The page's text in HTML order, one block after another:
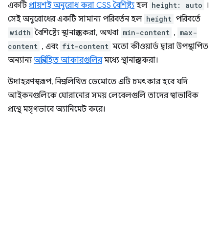
একটিপ্রায়শই অনুরোধ করা CSS বৈশিষ্ট্য হল height: auto ।
সেই অনুরোধের একটি সামান্য পরিবর্তন হল height পরিবর্তে
width বৈশিষ্ট্যে স্থানান্তর করা, অথবা min-content , max-
content , এবং fit-content মতো কীওয়ার্ড দ্বারা উপস্থাপিত
অন্যান্য অন্তর্নিহিত আকারগুলিরমধ্যে স্থানান্তর করা।
উদাহরণস্বরূপ, নিম্নলিখিত ডেমোতে এটি চমৎকার হবে যদি
আইকনগুলিকে ঘোরানোর সময় লেবেলগুলি তাদের স্বাভাবিক
প্রস্থে মসৃণভাবে অ্যানিমেট করে।